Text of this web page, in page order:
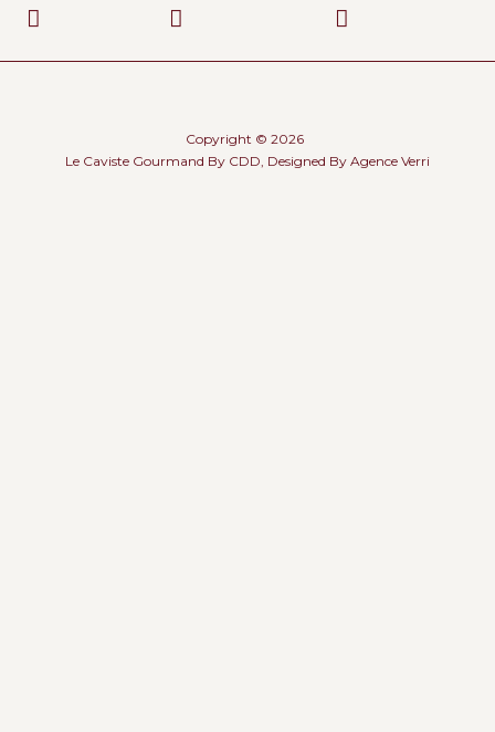
Copyright © 2026
Le Caviste Gourmand By CDD, Designed By Agence Verri